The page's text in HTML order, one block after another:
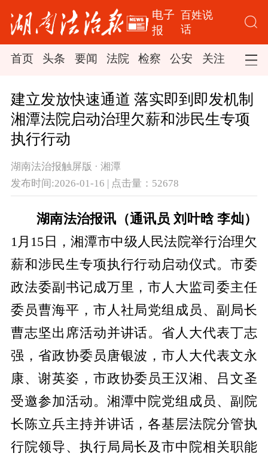
电子
报
百姓说
话
首页 头条 要闻 法院 检察 公安 关注 司法
建立发放快速通道 落实即到即发机制
湘潭法院启动治理欠薪和涉民生专项
执行行动
湖南法治报触屏版 · 湘潭
发布时间:2026-01-16 | 点击量：52678
湖南法治报讯（通讯员 刘叶晗 李灿）
1月15日，湘潭市中级人民法院举行治理欠
薪和涉民生专项执行行动启动仪式。市委
政法委副书记成万里，市人大监司委主任
委员曹海平，市人社局党组成员、副局长
曹志坚出席活动并讲话。省人大代表丁志
强，省政协委员唐银波，市人大代表文永
康、谢英姿，市政协委员王汉湘、吕文圣
受邀参加活动。湘潭中院党组成员、副院
长陈立兵主持并讲话，各基层法院分管执
行院领导、执行局局长及市中院相关职能